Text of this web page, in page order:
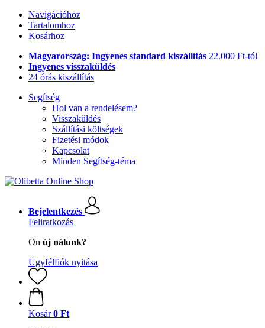
Navigációhoz
Tartalomhoz
Kosárhoz
Magyarország: Ingyenes standard kiszállítás 22.000 Ft-tól
Ingyenes visszaküldés
24 órás kiszállítás
Segítség
Hol van a rendelésem?
Visszaküldés
Szállítási költségek
Fizetési módok
Kapcsolat
Minden Segítség-téma
Bejelentkezés
Feliratkozás
Ön új nálunk?
Ügyfélfiók nyitása
Kosár 0 Ft